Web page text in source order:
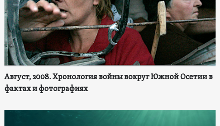
Август, 2008. Хронология войны вокруг Южной Осетии в
фактах и фотографиях